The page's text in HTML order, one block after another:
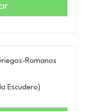
Romanos
Escudero)